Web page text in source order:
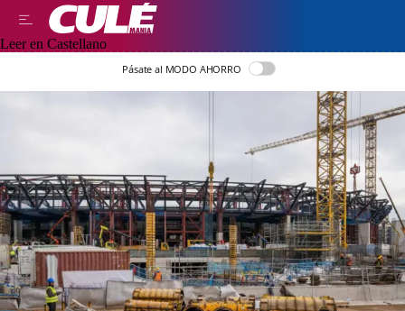
Leer en Castellano
Pásate al MODO AHORRO